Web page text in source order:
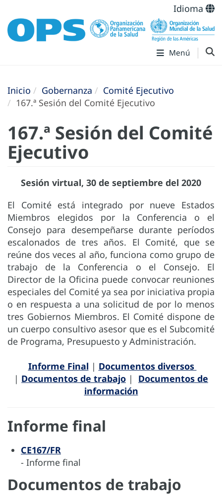
Idioma
Menú
Inicio Gobernanza
Comité Ejecutivo
167.ª Sesión del Comité Ejecutivo
167.ª Sesión del Comité
Ejecutivo
Sesión virtual, 30 de septiembre del 2020
El Comité está integrado por nueve Estados
Miembros elegidos por la Conferencia o el
Consejo para desempeñarse durante períodos
escalonados de tres años. El Comité, que se
reúne dos veces al año, funciona como grupo de
trabajo de la Conferencia o el Consejo. El
Director de la Oficina puede convocar reuniones
especiales del Comité ya sea por iniciativa propia
o en respuesta a una solicitud de por lo menos
tres Gobiernos Miembros. El Comité dispone de
un cuerpo consultivo asesor que es el Subcomité
de Programa, Presupuesto y Administración.
Informe Final | Documentos diversos
| Documentos de trabajo | Documentos de
información
Informe final
CE167/FR
- Informe final
Documentos de trabajo